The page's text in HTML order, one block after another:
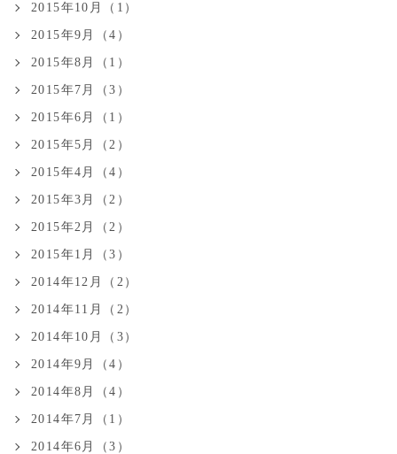
2015年10月（1）
2015年9月（4）
2015年8月（1）
2015年7月（3）
2015年6月（1）
2015年5月（2）
2015年4月（4）
2015年3月（2）
2015年2月（2）
2015年1月（3）
2014年12月（2）
2014年11月（2）
2014年10月（3）
2014年9月（4）
2014年8月（4）
2014年7月（1）
2014年6月（3）